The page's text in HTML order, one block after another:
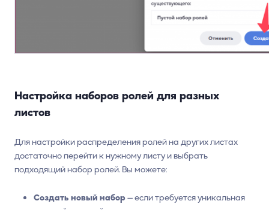
Настройка наборов ролей для разных
листов
Для настройки распределения ролей на других листах
достаточно перейти к нужному листу и выбрать
подходящий набор ролей. Вы можете:
Создать новый набор— если требуется уникальная